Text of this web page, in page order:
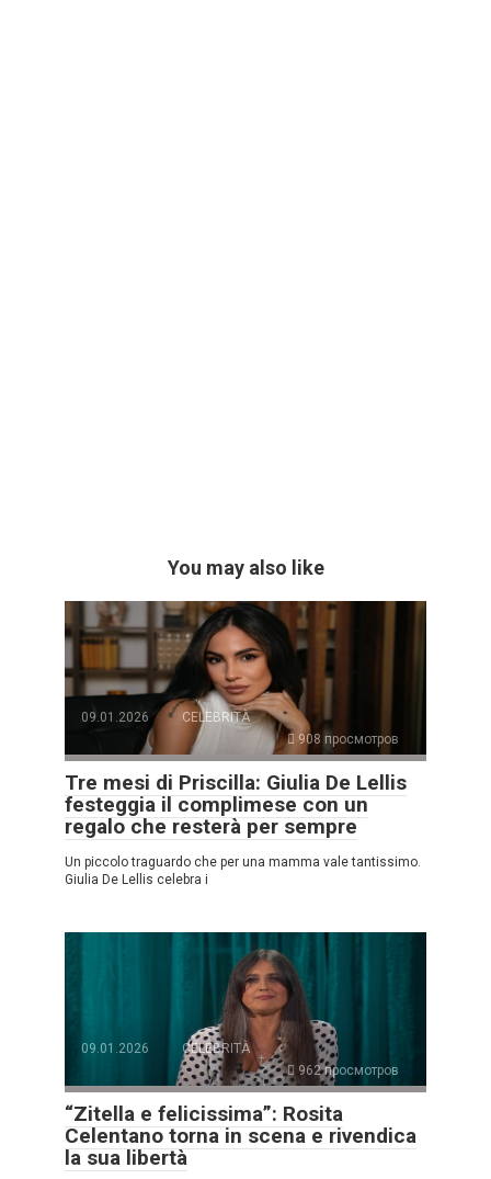
You may also like
09.01.2026
CELEBRITÀ
908 просмотров
Tre mesi di Priscilla: Giulia De Lellis
festeggia il complimese con un
regalo che resterà per sempre
Un piccolo traguardo che per una mamma vale tantissimo.
Giulia De Lellis celebra i
09.01.2026
CELEBRITÀ
962 просмотров
“Zitella e felicissima”: Rosita
Celentano torna in scena e rivendica
la sua libertà